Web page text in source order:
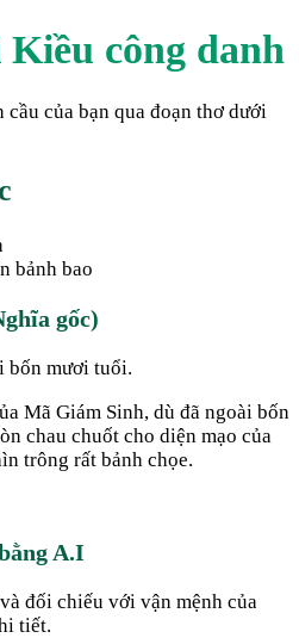
Kiều công danh
của bạn qua đoạn thơ dưới
bảnh bao
gốc)
bốn mươi tuổi.
Mã Giám Sinh, dù đã ngoài bốn
chau chuốt cho diện mạo của
trông rất bảnh chọe.
A.I
đối chiếu với vận mệnh của
tiết.